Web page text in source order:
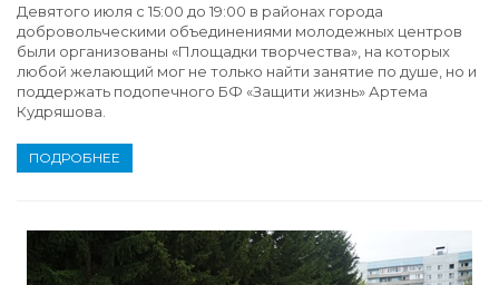
Девятого июля с 15:00 до 19:00 в районах города
добровольческими объединениями молодежных центров
были организованы «Площадки творчества», на которых
любой желающий мог не только найти занятие по душе, но и
поддержать подопечного БФ «Защити жизнь» Артема
Кудряшова.
ПОДРОБНЕЕ